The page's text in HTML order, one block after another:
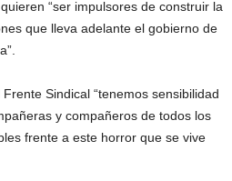
“ser impulsores de construir la
que lleva adelante el gobierno de
Sindical “tenemos sensibilidad
y compañeros de todos los
frente a este horror que se vive